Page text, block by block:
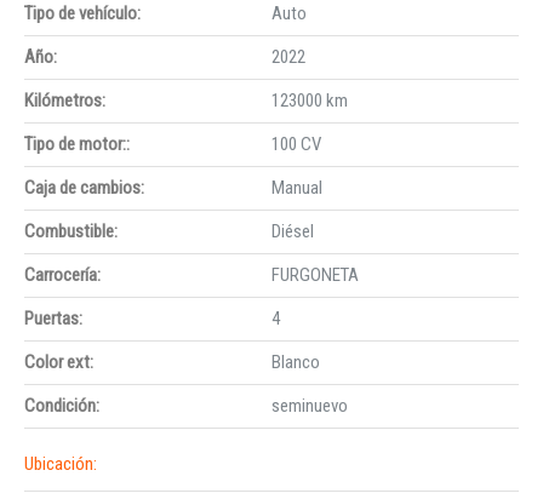
Tipo de vehículo:
Auto
Año:
2022
Kilómetros:
123000 km
Tipo de motor::
100 CV
Caja de cambios:
Manual
Combustible:
Diésel
Carrocería:
FURGONETA
Puertas:
4
Color ext:
Blanco
Condición:
seminuevo
Ubicación: